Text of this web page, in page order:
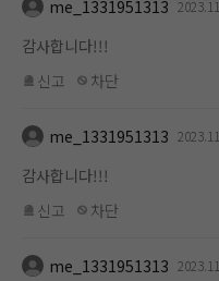
me_1331951313
감사합니다!!!
신고
차단
me_1331951313
감사합니다!!!
신고
차단
me_1331951313